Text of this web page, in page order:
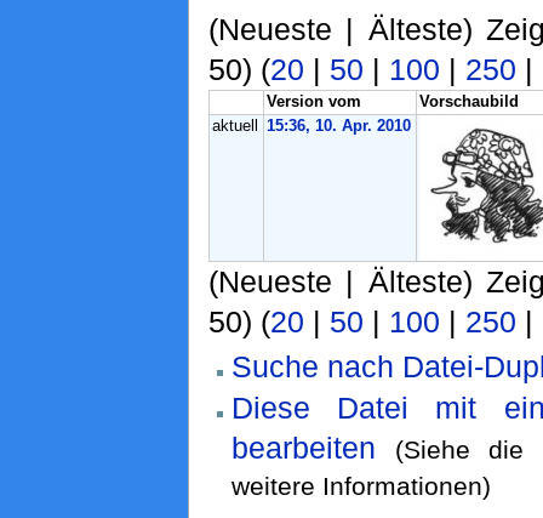
(Neueste | Älteste)
50) (20 | 50 | 100 | 250 |
Version vom
Vorschaubild
aktuell
15:36, 10. Apr. 2010
(Neueste | Älteste)
50) (20 | 50 | 100 | 250 |
Suche nach Datei-
Diese Datei mit
bearbeiten
(Siehe die
weitere Informationen)